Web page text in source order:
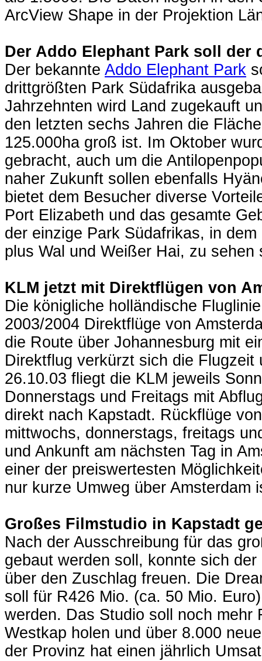
ArcView Shape in der Projektion
Der Addo Elephant Park soll der
Der bekannte Addo Elephant Park
drittgrößten Park Südafrika
Jahrzehnten wird Land zugekauft
den letzten sechs Jahren die
125.000ha groß ist. Im Oktober
gebracht, auch um die
naher Zukunft sollen ebenfalls
bietet dem Besucher diverse
Port Elizabeth und das gesamte
der einzige Park Südafrikas, in
plus Wal und Weißer Hai, zu sehen
KLM jetzt mit Direktflügen von
Die königliche holländische
2003/2004 Direktflüge von
die Route über Johannesburg mit
Direktflug verkürzt sich die
26.10.03 fliegt die KLM jeweils
Donnerstags und Freitags mit
direkt nach Kapstadt. Rückflüge
mittwochs, donnerstags, freitags
und Ankunft am nächsten Tag in
einer der preiswertesten
nur kurze Umweg über Amsterdam
Großes Filmstudio in Kapstadt
Nach der Ausschreibung für das
gebaut werden soll, konnte sich
über den Zuschlag freuen. Die
soll für R426 Mio. (ca. 50 Mio.
werden. Das Studio soll noch mehr
Westkap holen und über 8.000
der Provinz hat einen jährlich